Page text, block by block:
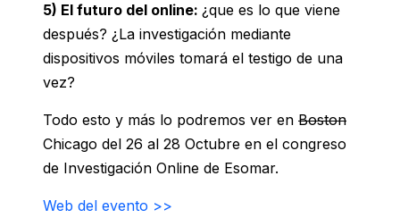
5) El futuro del online: ¿que es lo que viene
después? ¿La investigación mediante
dispositivos móviles tomará el testigo de una
vez?
Todo esto y más lo podremos ver en Boston
Chicago del 26 al 28 Octubre en el congreso
de Investigación Online de Esomar.
Web del evento >>